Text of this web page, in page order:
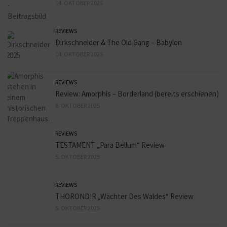
REVIEWS
Dirkschneider & The Old Gang – Babylon
REVIEWS
Review: Amorphis – Borderland (bereits erschienen)
REVIEWS
TESTAMENT „Para Bellum“ Review
REVIEWS
THORONDIR „Wächter Des Waldes“ Review